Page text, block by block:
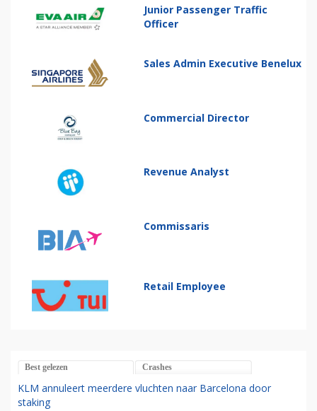
Junior Passenger Traffic
Officer
Sales Admin Executive Benelux
Commercial Director
Revenue Analyst
Commissaris
Retail Employee
Best gelezen Crashes
KLM annuleert meerdere vluchten naar Barcelona door
staking